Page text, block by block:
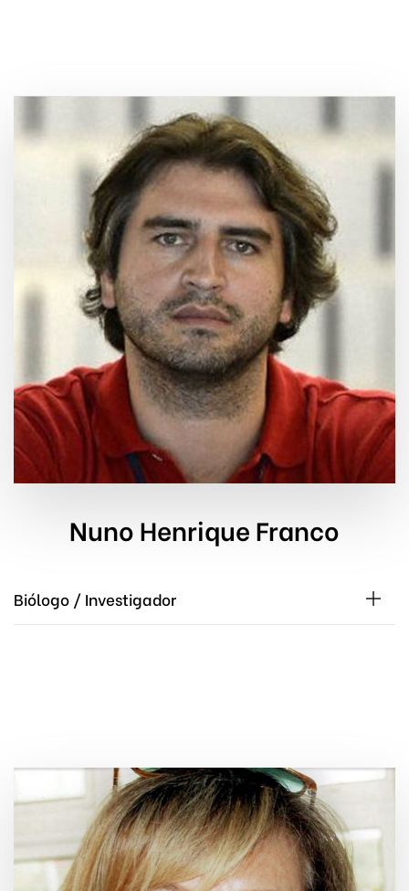
Nuno Henrique Franco
Biólogo / Investigador